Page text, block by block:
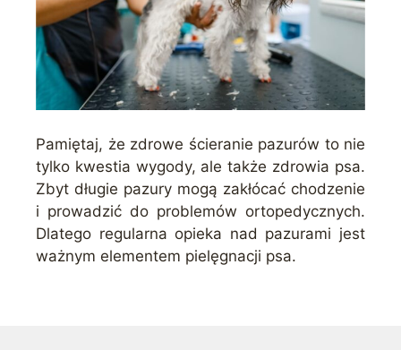
Pamiętaj, że zdrowe ścieranie pazurów to nie
tylko kwestia wygody, ale także zdrowia psa.
Zbyt długie pazury mogą zakłócać chodzenie
i prowadzić do problemów ortopedycznych.
Dlatego regularna opieka nad pazurami jest
ważnym elementem pielęgnacji psa.